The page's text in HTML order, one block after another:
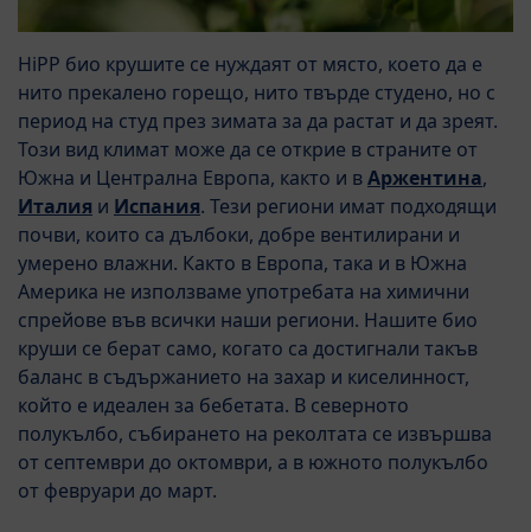
HiPP био крушите се нуждаят от място, което да е
нито прекалено горещо, нито твърде студено, но с
период на студ през зимата за да растат и да зреят.
Този вид климат може да се открие в страните от
Южна и Централна Европа, както и вАржентина,
Италия и Испания. Тези региони имат подходящи
почви, които са дълбоки, добре вентилирани и
умерено влажни. Както в Европа, така и в Южна
Америка не използваме употребата на химични
спрейове във всички наши региони. Нашите био
круши се берат само, когато са достигнали такъв
баланс в съдържанието на захар и киселинност,
който е идеален за бебетата. В северното
полукълбо, събирането на реколтата се извършва
от септември до октомври, а в южното полукълбо
от февруари до март.